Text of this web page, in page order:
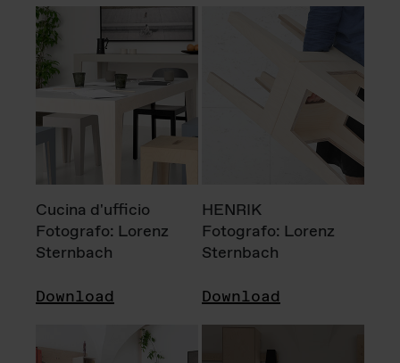
Cucina d'ufficio
Fotografo: Lorenz
Sternbach
Download
HENRIK
Fotografo: Lorenz
Sternbach
Download